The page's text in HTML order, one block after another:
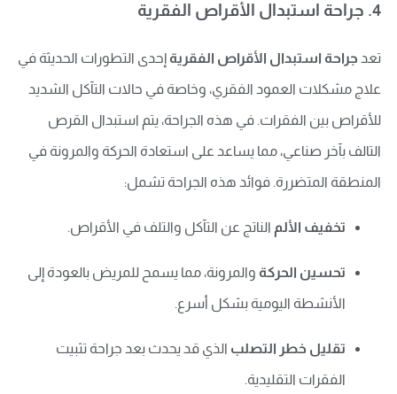
4. جراحة استبدال الأقراص الفقرية
تعد جراحة استبدال الأقراص الفقرية إحدى التطورات الحديثة في
علاج مشكلات العمود الفقري، وخاصة في حالات التآكل الشديد
للأقراص بين الفقرات. في هذه الجراحة، يتم استبدال القرص
التالف بآخر صناعي، مما يساعد على استعادة الحركة والمرونة في
المنطقة المتضررة. فوائد هذه الجراحة تشمل:
تخفيف الألم الناتج عن التآكل والتلف في الأقراص.
تحسين الحركة والمرونة، مما يسمح للمريض بالعودة إلى
الأنشطة اليومية بشكل أسرع.
تقليل خطر التصلب الذي قد يحدث بعد جراحة تثبيت
الفقرات التقليدية.